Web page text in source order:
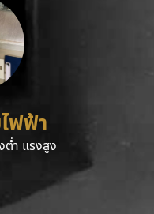
ฟฟ้า
ต่ำ แรงสูง